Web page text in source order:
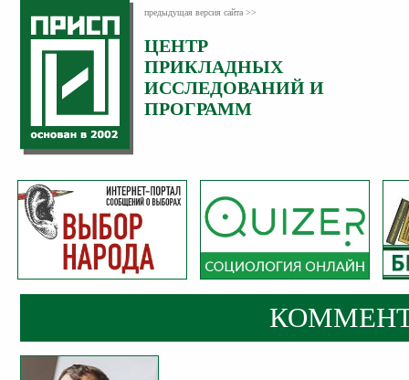
предыдущая версия сайта >>
ЦЕНТР
ПРИКЛАДНЫХ
ИССЛЕДОВАНИЙ И
ПРОГРАММ
Категория:
Комментарии